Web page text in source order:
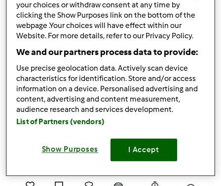
43 30 Fácil 0 33min
Brigadeiro de Colher
porthagcaldeira
Pudim cremoso
Marlene Bento
your choices or withdraw consent at any time by
clicking the Show Purposes link on the bottom of the
webpage .Your choices will have effect within our
Website. For more details, refer to our Privacy Policy.
We and our partners process data to provide:
Use precise geolocation data. Actively scan device
characteristics for identification. Store and/or access
information on a device. Personalised advertising and
content, advertising and content measurement,
audience research and services development.
List of Partners (vendors)
Show Purposes I Accept